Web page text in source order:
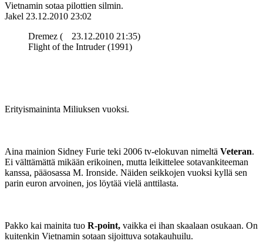
Vietnamin sotaa pilottien silmin.
Jakel 23.12.2010 23:02
Dremez (
23.12.2010 21:35)
Flight of the Intruder (1991)
Erityismaininta Miliuksen vuoksi.
Aina mainion Sidney Furie teki 2006 tv-elokuvan nimeltä Veteran.
Ei välttämättä mikään erikoinen, mutta leikittelee sotavankiteeman
kanssa, pääosassa M. Ironside. Näiden seikkojen vuoksi kyllä sen
parin euron arvoinen, jos löytää vielä anttilasta.
Pakko kai mainita tuo R-point, vaikka ei ihan skaalaan osukaan. On
kuitenkin Vietnamin sotaan sijoittuva sotakauhuilu.